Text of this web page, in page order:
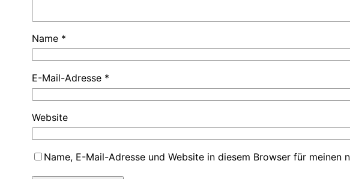
Name *
E-Mail-Adresse *
Website
Name, E-Mail-Adresse und Website in diesem Browser für meinen